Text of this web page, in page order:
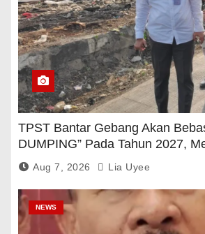
TPST Bantar Gebang Akan
DUMPING” Pada Tahun 2027,
Pemerintah
Aug 7, 2026 Lia Uyee
NEWS